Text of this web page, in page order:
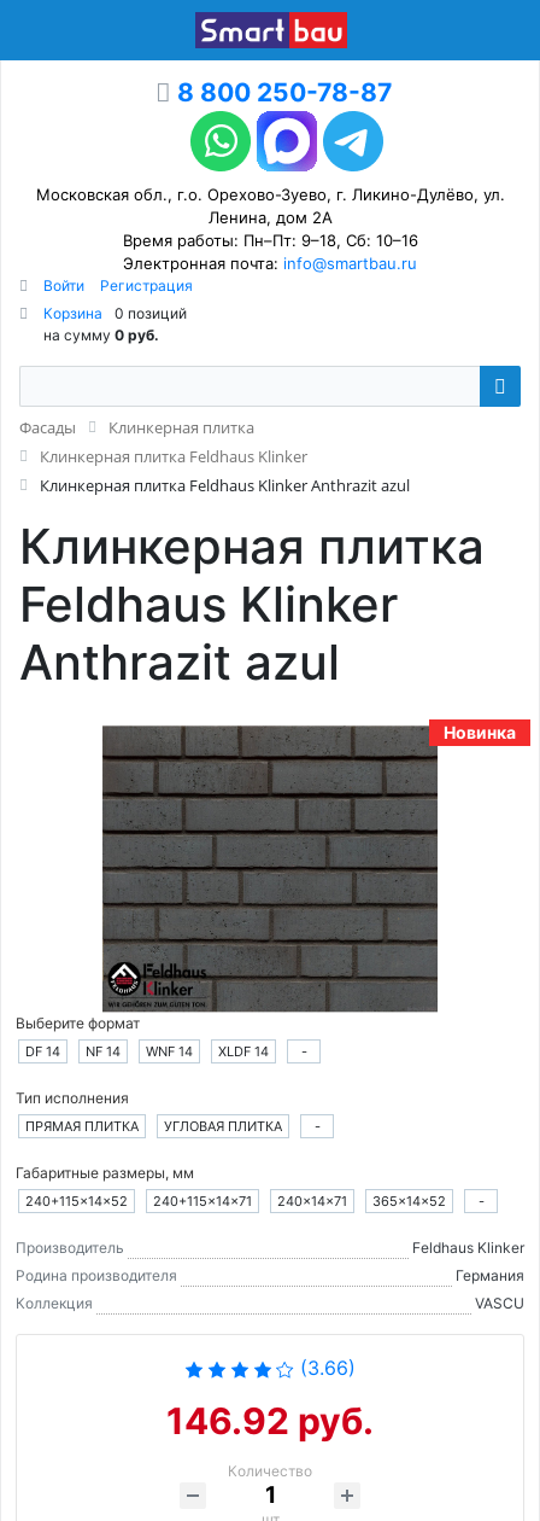
8 800 250-78-87
Московская обл., г.о. Орехово-Зуево, г. Ликино-Дулёво, ул.
Ленина, дом 2А
Время работы: Пн–Пт: 9–18, Сб: 10–16
Электронная почта: info@smartbau.ru
Войти
Регистрация
Корзина
0 позиций
на сумму 0 руб.
Фасады
Клинкерная плитка
Клинкерная плитка Feldhaus Klinker
Клинкерная плитка Feldhaus Klinker Anthrazit azul
Клинкерная плитка
Feldhaus Klinker
Anthrazit azul
Новинка
Выберите формат
DF 14 NF 14 WNF 14 XLDF 14 -
Тип исполнения
ПРЯМАЯ ПЛИТКА УГЛОВАЯ ПЛИТКА -
Габаритные размеры, мм
240+115×14×52 240+115×14×71 240×14×71 365×14×52 -
Производитель
Feldhaus Klinker
Родина производителя
Германия
Коллекция
VASCU
(3.66)
146.92 руб.
Количество